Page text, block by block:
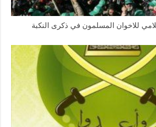
للاخوان المسلمون في ذكرى النكبة